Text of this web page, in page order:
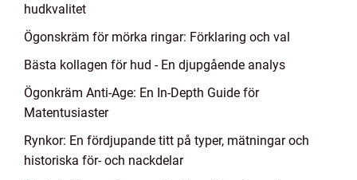
hudkvalitet
Ögonskräm för mörka ringar: Förklaring och val
Bästa kollagen för hud - En djupgående analys
Ögonkräm Anti-Age: En In-Depth Guide för
Matentusiaster
Rynkor: En fördjupande titt på typer, mätningar och
historiska för- och nackdelar